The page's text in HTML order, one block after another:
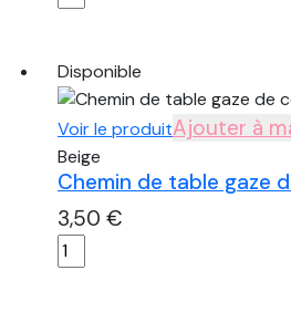
de
de
table
gaze
de
coton
marron
Disponible
Voir le produitAjouter à
Beige
Chemin de table gaze
3,50 €
quantité
de